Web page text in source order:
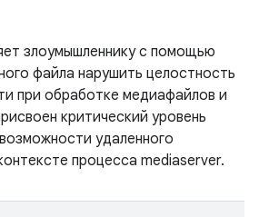
злоумышленнику с помощью
файла нарушить целостность
при обработке медиафайлов и
критический уровень
удаленного
процесса mediaserver.